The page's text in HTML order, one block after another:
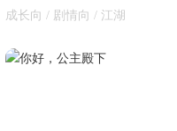
成长向 / 剧情向 / 江湖